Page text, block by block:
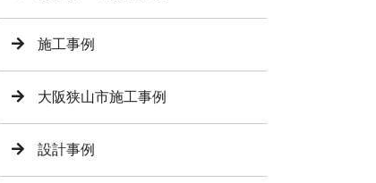
施工事例
大阪狭山市施工事例
設計事例